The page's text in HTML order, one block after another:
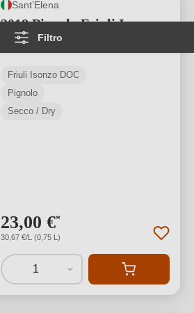
Filtro
Sant’Elena
2018 Pignolo Friuli Isonzo
DOC
Friuli Isonzo DOC
Pignolo
Secco / Dry
23,00 €*
30,67 €/L (0,75 L)
1